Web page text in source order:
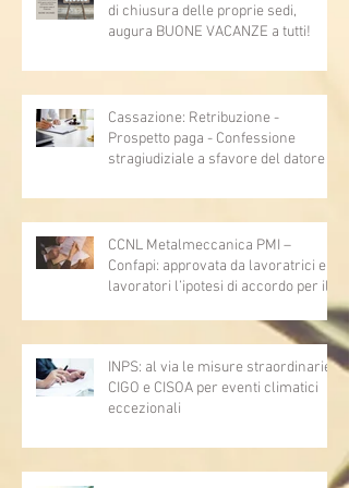
di chiusura delle proprie sedi,
augura BUONE VACANZE a tutti!
Cassazione: Retribuzione -
Prospetto paga - Confessione
stragiudiziale a sfavore del datore di
articoli 1362, 2697, 2730, 2732, 2734
e 2735)
CCNL Metalmeccanica PMI –
Confapi: approvata da lavoratrici e
lavoratori l’ipotesi di accordo per il
INPS: al via le misure straordinarie
CIGO e CISOA per eventi climatici
eccezionali